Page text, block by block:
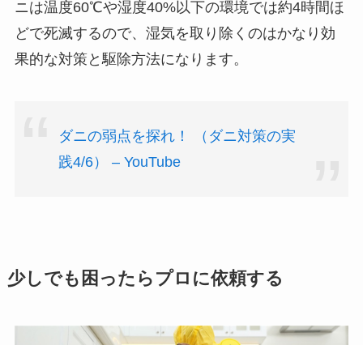
ニは温度60℃や湿度40%以下の環境では約4時間ほ
どで死滅するので、湿気を取り除くのはかなり効
果的な対策と駆除方法になります。
ダニの弱点を探れ！ （ダニ対策の実
践4/6） – YouTube
少しでも困ったらプロに依頼する